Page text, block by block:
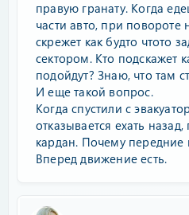
правую гранату. Когда
части авто, при повороте
скрежет как будто чтото
сектором. Кто подскажет
подойдут? Знаю, что там
И еще такой вопрос.
Когда спустили с
отказывается ехать
кардан. Почему
Вперед движение есть.